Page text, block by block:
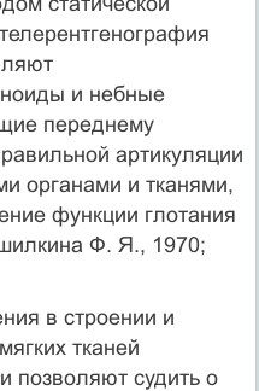
и небные
переднему
артикуляции
органами и тканями,
функции глотания
Ф. Я., 1970;
в строении и
тканей
позволяют судить о